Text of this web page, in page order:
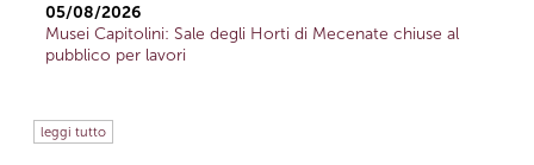
05/08/2026
Musei Capitolini: Sale degli Horti di Mecenate chiuse al
pubblico per lavori
leggi tutto